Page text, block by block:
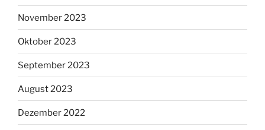
November 2023
Oktober 2023
September 2023
August 2023
Dezember 2022